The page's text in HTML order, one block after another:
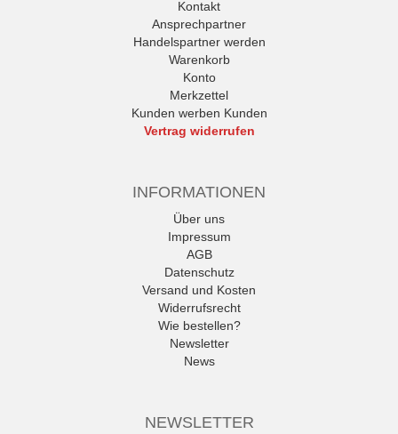
Kontakt
Ansprechpartner
Handelspartner werden
Warenkorb
Konto
Merkzettel
Kunden werben Kunden
Vertrag widerrufen
INFORMATIONEN
Über uns
Impressum
AGB
Datenschutz
Versand und Kosten
Widerrufsrecht
Wie bestellen?
Newsletter
News
NEWSLETTER